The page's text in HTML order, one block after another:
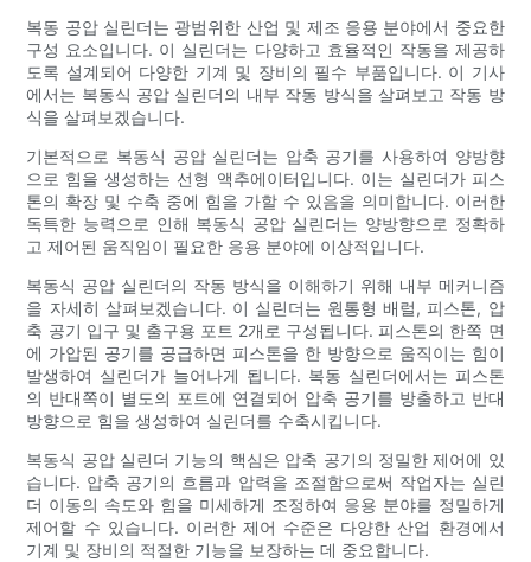
복동 공압 실린더는 광범위한 산업 및 제조 응용 분야에서 중요한
구성 요소입니다. 이 실린더는 다양하고 효율적인 작동을 제공하
도록 설계되어 다양한 기계 및 장비의 필수 부품입니다. 이 기사
에서는 복동식 공압 실린더의 내부 작동 방식을 살펴보고 작동 방
식을 살펴보겠습니다.
기본적으로 복동식 공압 실린더는 압축 공기를 사용하여 양방향
으로 힘을 생성하는 선형 액추에이터입니다. 이는 실린더가 피스
톤의 확장 및 수축 중에 힘을 가할 수 있음을 의미합니다. 이러한
독특한 능력으로 인해 복동식 공압 실린더는 양방향으로 정확하
고 제어된 움직임이 필요한 응용 분야에 이상적입니다.
복동식 공압 실린더의 작동 방식을 이해하기 위해 내부 메커니즘
을 자세히 살펴보겠습니다. 이 실린더는 원통형 배럴, 피스톤, 압
축 공기 입구 및 출구용 포트 2개로 구성됩니다. 피스톤의 한쪽 면
에 가압된 공기를 공급하면 피스톤을 한 방향으로 움직이는 힘이
발생하여 실린더가 늘어나게 됩니다. 복동 실린더에서는 피스톤
의 반대쪽이 별도의 포트에 연결되어 압축 공기를 방출하고 반대
방향으로 힘을 생성하여 실린더를 수축시킵니다.
복동식 공압 실린더 기능의 핵심은 압축 공기의 정밀한 제어에 있
습니다. 압축 공기의 흐름과 압력을 조절함으로써 작업자는 실린
더 이동의 속도와 힘을 미세하게 조정하여 응용 분야를 정밀하게
제어할 수 있습니다. 이러한 제어 수준은 다양한 산업 환경에서
기계 및 장비의 적절한 기능을 보장하는 데 중요합니다.